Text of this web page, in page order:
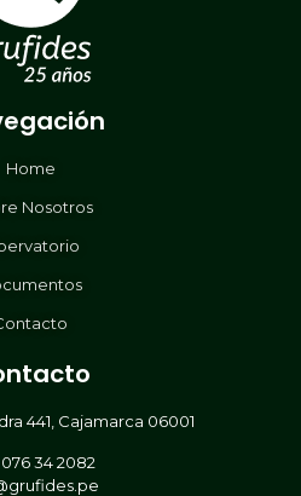
Home
Nosotros
441, Cajamarca 06001
076 34 2082